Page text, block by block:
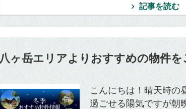
記事を読む
八ヶ岳エリアよりおすすめの物件を
こんにちは！晴天時の
過ごせる陽気ですが朝